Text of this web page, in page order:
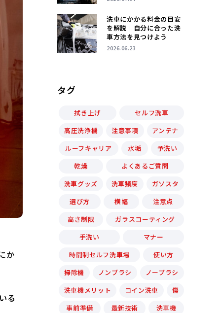
か
る
洗車にかかる料金の目安
を解説｜自分に合った洗
車方法を見つけよう
2026.06.23
タグ
拭き上げ
セルフ洗車
高圧洗浄機
注意事項
アンテナ
ルーフキャリア
水垢
予洗い
乾燥
よくあるご質問
洗車グッズ
洗車頻度
ガソスタ
選び方
横幅
注意点
高さ制限
ガラスコーティング
手洗い
マナー
時間制セルフ洗車場
使い方
掃除機
ノンブラシ
ノーブラシ
洗車機メリット
コイン洗車
傷
事前準備
最新技術
洗車機